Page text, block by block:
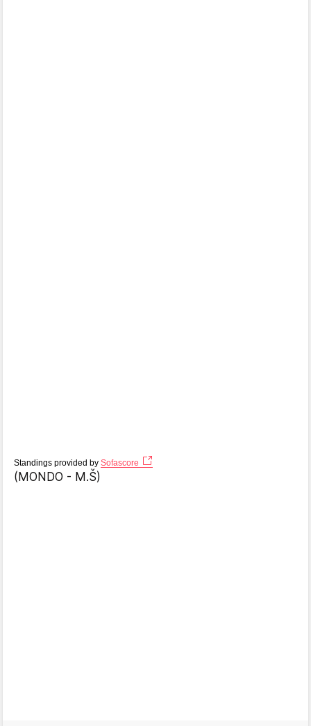
Standings provided by Sofascore
(MONDO - M.Š)